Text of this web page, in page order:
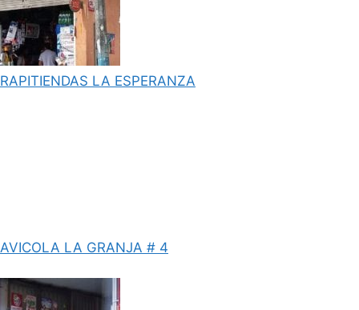
RAPITIENDAS LA ESPERANZA
AVICOLA LA GRANJA # 4